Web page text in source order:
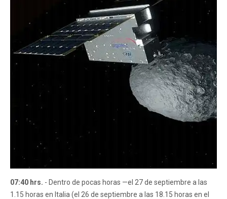
07:40 hrs. - Dentro de pocas horas —el 27 de septiembre a las
1.15 horas en Italia (el 26 de septiembre a las 18.15 horas en el